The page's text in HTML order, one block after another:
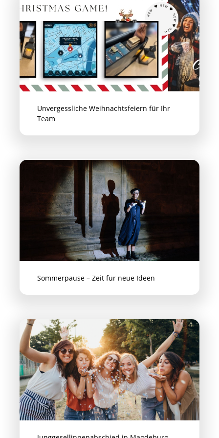
Unvergessliche Weihnachtsfeiern für Ihr
Team
Sommerpause – Zeit für neue Ideen